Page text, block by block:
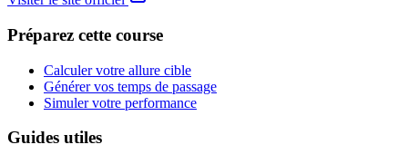
Préparez cette course
Calculer votre allure cible
Générer vos temps de passage
Simuler votre performance
Guides utiles